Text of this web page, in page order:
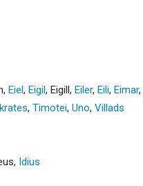
, Eiel, Eigil, Eigill, Eiler, Eili, Eimar,
, Timotei, Uno, Villads
, Idius